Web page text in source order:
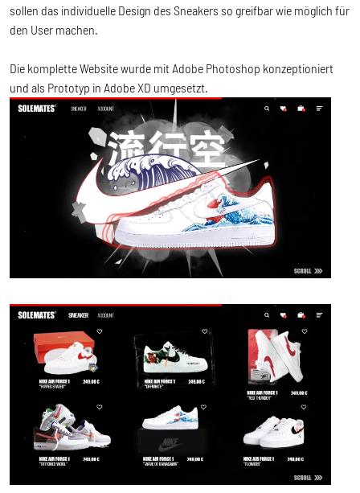
sollen das individuelle Design des Sneakers so greifbar wie möglich für
den User machen.
Die komplette Website wurde mit Adobe Photoshop konzeptioniert
und als Prototyp in Adobe XD umgesetzt.